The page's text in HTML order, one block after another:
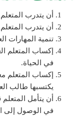
أن يتدرب
أن يتدرب
تنمية المهارات
إكساب المتعلم
في الحياة.
إكساب المتعلم
يكتسبها طالب
أن يتأمل
في الوصول إلى